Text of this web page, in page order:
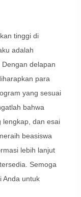
tinggi di
adalah
delapan
para
yang sesuai
bahwa
lengkap, dan esai
beasiswa
lebih lanjut
Semoga
Anda untuk